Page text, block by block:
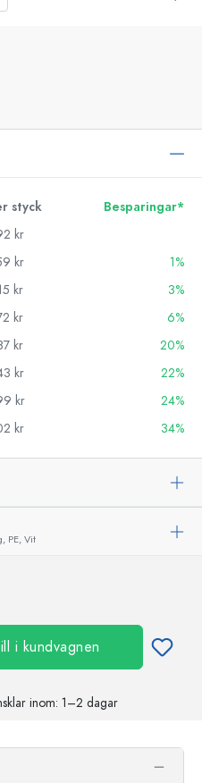
styck
Besparingar*
kr
kr
1%
kr
3%
kr
6%
kr
20%
kr
22%
kr
24%
kr 34%
PE, Vit
i kundvagnen
inom: 1–2 dagar